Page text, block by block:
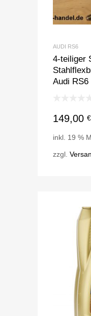
AUDI RS6
4-teiliger
Audi RS6
149,00 €
inkl. 19 %
zzgl.